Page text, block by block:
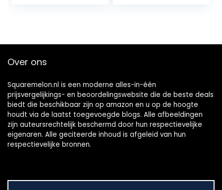
Over ons
Squaremelon.nl is een moderne alles-in-één
prijsvergelijkings- en beoordelingswebsite die de beste deals
biedt die beschikbaar zijn op amazon en u op de hoogte
houdt via de laatst toegevoegde blogs. Alle afbeeldingen
zijn auteursrechtelijk beschermd door hun respectievelijke
eigenaren. Alle geciteerde inhoud is afgeleid van hun
respectievelijke bronnen.